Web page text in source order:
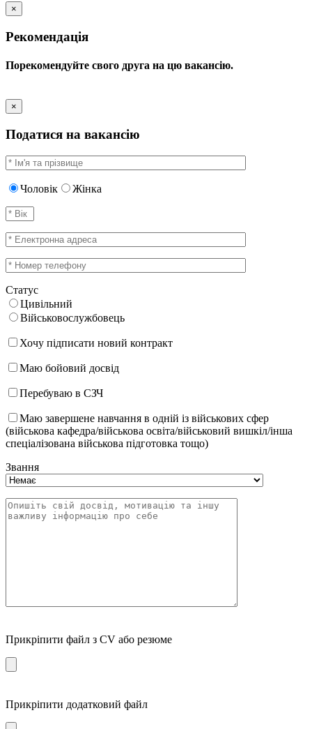
×
Рекомендація
Порекомендуйте свого друга на цю вакансію.
×
Податися на вакансію
Чоловік Жінка
Статус
Цивільний
Військовослужбовець
Хочу підписати новий контракт
Маю бойовий досвід
Перебуваю в СЗЧ
Маю завершене навчання в одній із військових сфер
(військова кафедра/військова освіта/військовий вишкіл/інша
спеціалізована військова підготовка тощо)
Звання
Прикріпити файл з CV або резюме
Прикріпити додатковий файл